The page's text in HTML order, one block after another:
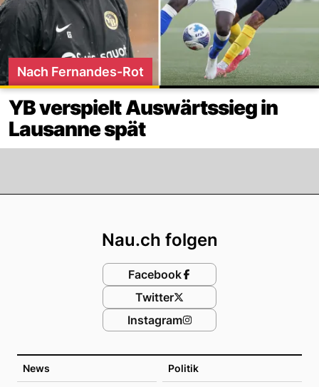
Nach Fernandes-Rot
YB verspielt Auswärtssieg in
Lausanne spät
News Politik
Nau.ch folgen
Facebook
Twitter
Instagram